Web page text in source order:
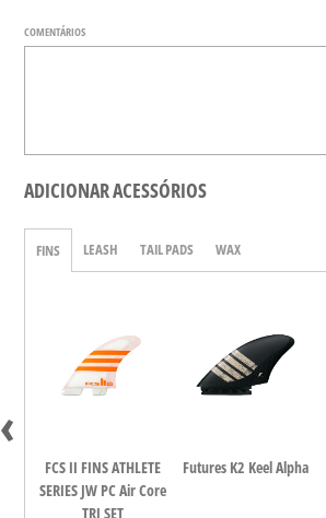
COMENTÁRIOS
ADICIONAR ACESSÓRIOS
FINS LEASH TAIL PADS WAX
FCS II FINS ATHLETE
SERIES JW PC Air Core
TRI SET
Futures K2 Keel Alpha
‹